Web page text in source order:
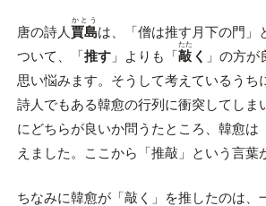
唐の詩人賈島
かとう
は、「僧は推す月下の門」
ついて、「推す」よりも「敲
たた
く 」の方が
思い悩みます。そうして考えているうち
詩人でもある韓愈の行列に衝突してしま
にどちらが良いか問うたところ、韓愈は
えました。ここから「推敲」という言葉
ちなみに韓愈が「敲く」を推したのは、